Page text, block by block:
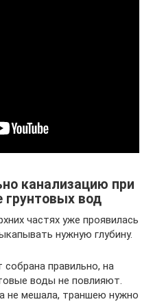
канализацию при
грунтовых вод
частях уже проявилась
нужную глубину.
собрана правильно, на
воды не повлияют.
не мешала, траншею нужно